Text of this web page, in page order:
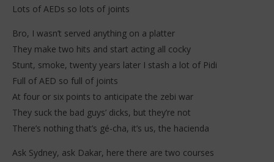
Lots of AEDs so lots of joints
Bro, I wasn’t served anything on a platter
They make two hits and start acting all cocky
Stunt, smoke, twenty years later I stash a lot of Pidi
Full of AED so full of joints
At four or six points to anticipate the zebi war
They suck the bad guys’ dicks, but they’re not
There’s nothing that’s gé-cha, it’s us, the hacienda
Ask Sydney, ask Dakar, here there are two courses